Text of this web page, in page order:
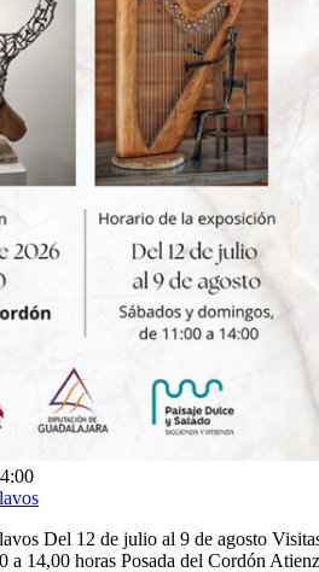
Del 12 de julio al 9 de agosto
a 14,00 horas Posada del Cordón